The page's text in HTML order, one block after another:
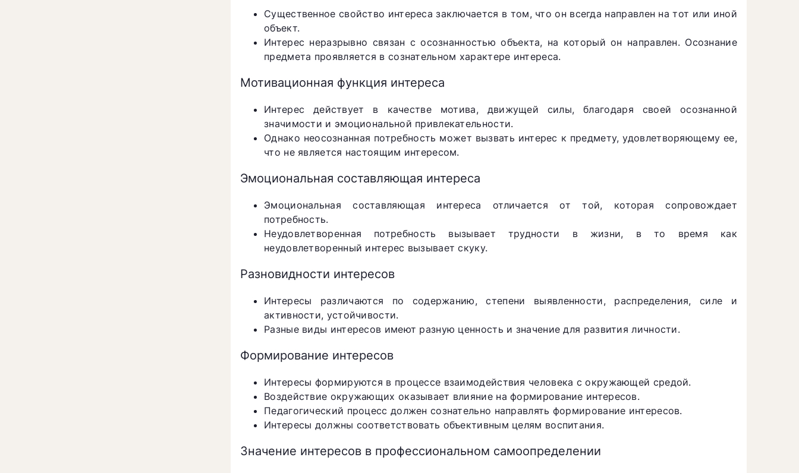
Существенное свойство интереса заключается в том, что он всегда направлен на тот или иной
объект.
Интерес неразрывно связан с осознанностью объекта, на который он направлен. Осознание
предмета проявляется в сознательном характере интереса.
Мотивационная функция интереса
Интерес действует в качестве мотива, движущей силы, благодаря своей осознанной
значимости и эмоциональной привлекательности.
Однако неосознанная потребность может вызвать интерес к предмету, удовлетворяющему ее,
что не является настоящим интересом.
Эмоциональная составляющая интереса
Эмоциональная составляющая интереса отличается от той, которая сопровождает
потребность.
Неудовлетворенная потребность вызывает трудности в жизни, в то время как
неудовлетворенный интерес вызывает скуку.
Разновидности интересов
Интересы различаются по содержанию, степени выявленности, распределения, силе и
активности, устойчивости.
Разные виды интересов имеют разную ценность и значение для развития личности.
Формирование интересов
Интересы формируются в процессе взаимодействия человека с окружающей средой.
Воздействие окружающих оказывает влияние на формирование интересов.
Педагогический процесс должен сознательно направлять формирование интересов.
Интересы должны соответствовать объективным целям воспитания.
Значение интересов в профессиональном самоопределении